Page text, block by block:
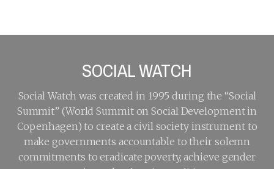
SOCIAL WATCH
Social Watch was created in 1995 during the “Social
Summit” (World Summit on Social Development in
Copenhagen) to create a civil society instrument to
make governments accountable to their solemn
commitments to eradicate poverty, achieve gender